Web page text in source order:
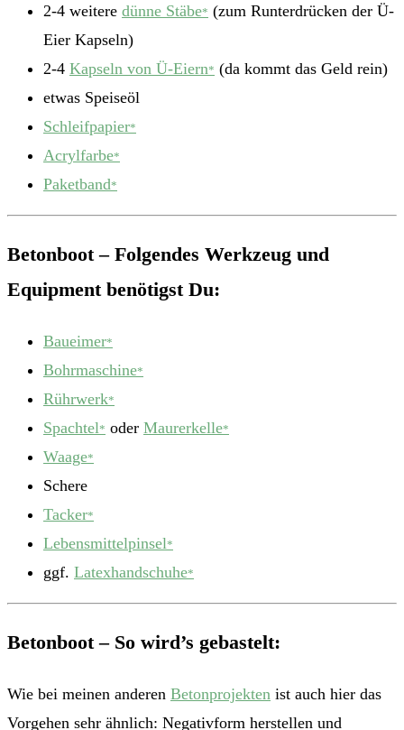
2-4 weitere dünne Stäbe* (zum Runterdrücken der Ü-
Eier Kapseln)
2-4 Kapseln von Ü-Eiern* (da kommt das Geld rein)
etwas Speiseöl
Schleifpapier*
Acrylfarbe*
Paketband*
Betonboot – Folgendes Werkzeug und
Equipment benötigst Du:
Baueimer*
Bohrmaschine*
Rührwerk*
Spachtel* oder Maurerkelle*
Waage*
Schere
Tacker*
Lebensmittelpinsel*
ggf. Latexhandschuhe*
Betonboot – So wird’s gebastelt:
Wie bei meinen anderen Betonprojekten ist auch hier das
Vorgehen sehr ähnlich: Negativform herstellen und